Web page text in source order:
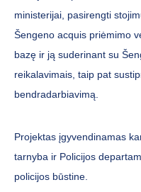
ministerijai, pasirengti
Šengeno acquis priėmimo
bazę ir ją suderinant su
reikalavimais, taip pat
bendradarbiavimą.
Projektas įgyvendinamas
tarnyba ir Policijos
policijos būstine.